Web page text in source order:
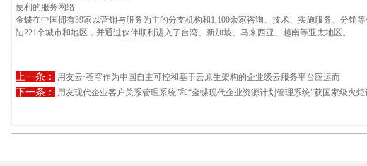
便利的服务网络
金蝶在中国拥有39家以营销与服务为主的分支机构和1,100余家咨询、技术、实施服务、分销
陆221个城市和地区，并通过伙伴顺利进入了台湾、新加坡、马来西亚、越南等亚太地区。
上一条： 用友云·苍穹作为中国自主可控和基于云原生架构的企业级云服务平台应运而
下一条：
用友现代企业客户关系管理系统”和“金蝶现代企业资源计划管理系统”获国家级火炬